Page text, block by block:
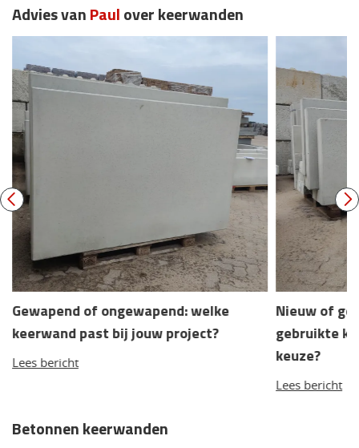
Advies vanPaulover keerwanden
Gewapend of ongewapend: welke
keerwand past bij jouw project?
Lees bericht
Nieuw of
gebruikte
keuze?
Lees bericht
Betonnen keerwanden